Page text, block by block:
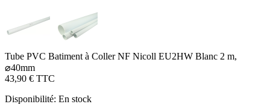
Tube PVC Batiment à Coller NF Nicoll EU2HW Blanc 2 m,
⌀40mm
43,90 € TTC
Disponibilité: En stock